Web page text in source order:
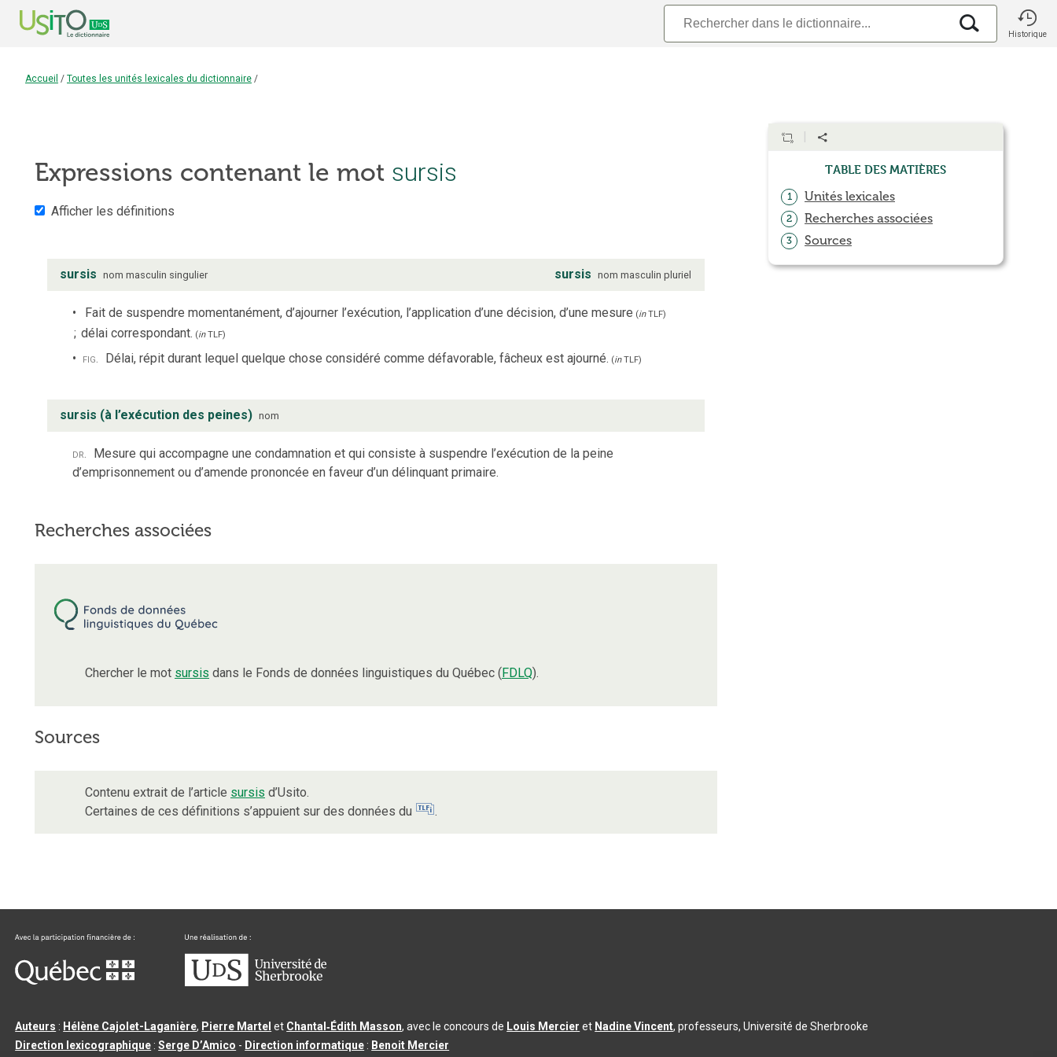
Historique
Accueil / Toutes les unités lexicales du dictionnaire /
Expressions contenant le mot sursis
Afficher les définitions
sursis nom masculin singulier sursis nom masculin pluriel
Fait de suspendre momentanément, d’ajourner l’exécution, l’application d’une décision, d’une mesure (inTLF)
; délai correspondant. (inTLF)
fig. Délai, répit durant lequel quelque chose considéré comme défavorable, fâcheux est ajourné. (inTLF)
sursis (à l’exécution des peines) nom
dr. Mesure qui accompagne une condamnation et qui consiste à suspendre l’exécution de la peine
d’emprisonnement ou d’amende prononcée en faveur d’un délinquant primaire.
Recherches associées
Chercher le mot sursis dans le Fonds de données linguistiques du Québec (FDLQ).
Sources
Contenu extrait de l’article sursis d’Usito.
Certaines de ces définitions s’appuient sur des données du
.
Table des matières
1 Unités lexicales
2 Recherches associées
3 Sources
Auteurs : Hélène Cajolet-Laganière, Pierre Martel et Chantal‑Édith Masson, avec le concours de Louis Mercier et Nadine Vincent, professeurs, Université de Sherbrooke
Direction lexicographique :Serge D’Amico - Direction informatique : Benoit Mercier